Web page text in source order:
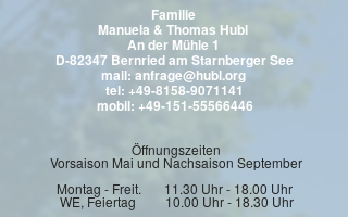
Familie
Manuela & Thomas Hubl
An der Mühle 1
D-82347 Bernried am Starnberger See
mail: anfrage@hubl.org
tel: +49-8158-9071141
mobil: +49-151-55566446
Öffnungszeiten
Vorsaison Mai und Nachsaison September
Montag - Freit. 11.30 Uhr - 18.00 Uhr
WE, Feiertag 10.00 Uhr - 18.30 Uhr